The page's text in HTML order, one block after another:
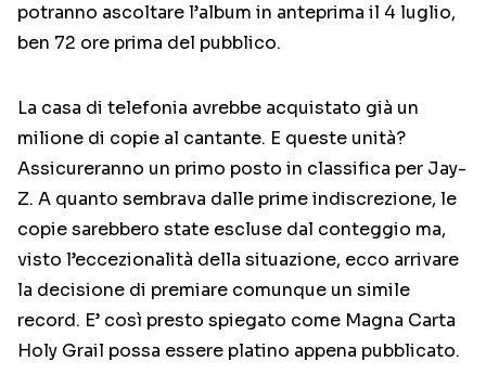
potranno ascoltare l’album in anteprima il 4 luglio,
ben 72 ore prima del pubblico.
La casa di telefonia avrebbe acquistato già un
milione di copie al cantante. E queste unità?
Assicureranno un primo posto in classifica per Jay-
Z. A quanto sembrava dalle prime indiscrezione, le
copie sarebbero state escluse dal conteggio ma,
visto l’eccezionalità della situazione, ecco arrivare
la decisione di premiare comunque un simile
record. E’ così presto spiegato come Magna Carta
Holy Grail possa essere platino appena pubblicato.